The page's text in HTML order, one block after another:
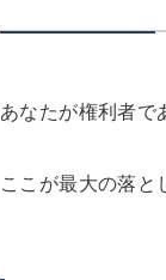
あなたが権利者で
ここが最大の落と